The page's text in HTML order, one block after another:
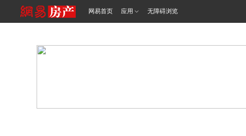
网易首页 应用 无障碍浏览